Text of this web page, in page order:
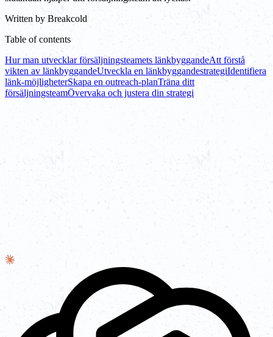
Written by Breakcold
Table of contents
Hur man utvecklar försäljningsteamets länkbyggandeAtt förstå
vikten av länkbyggandeUtveckla en länkbyggandestrategiIdentifiera
länk-möjligheterSkapa en outreach-planTräna ditt
försäljningsteamÖvervaka och justera din strategi